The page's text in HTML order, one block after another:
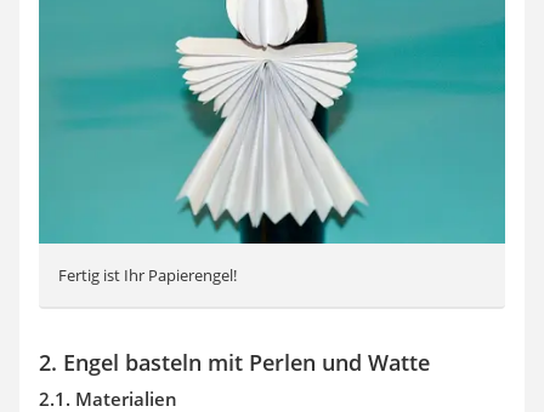
Fertig ist Ihr Papierengel!
2. Engel basteln mit Perlen und Watte
2.1. Materialien